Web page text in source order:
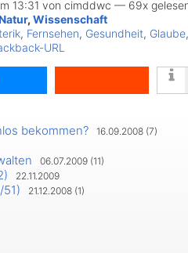
13:31 von cimddwc — 69x
, Wissenschaft
, Fernsehen, Gesundheit, Glaube,
URL
teilen
bekommen?
16.09.2008 (7)
06.07.2009 (11)
22.11.2009
21.12.2008 (1)